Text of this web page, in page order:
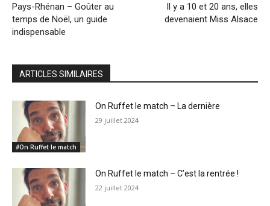
Pays-Rhénan – Goûter au
temps de Noël, un guide
indispensable
Il y a 10 et 20 ans, elles
devenaient Miss Alsace
ARTICLES SIMILAIRES
#On Ruffet le match
On Ruffet le match – La dernière
29 juillet 2024
On Ruffet le match – C’est la rentrée !
22 juillet 2024